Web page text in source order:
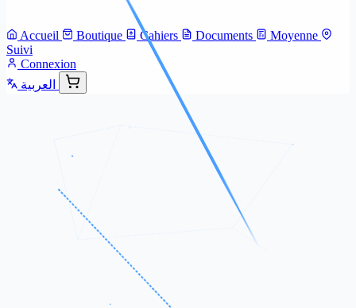
Accueil Boutique Cahiers Documents
Moyenne
Suivi
Connexion
العربية